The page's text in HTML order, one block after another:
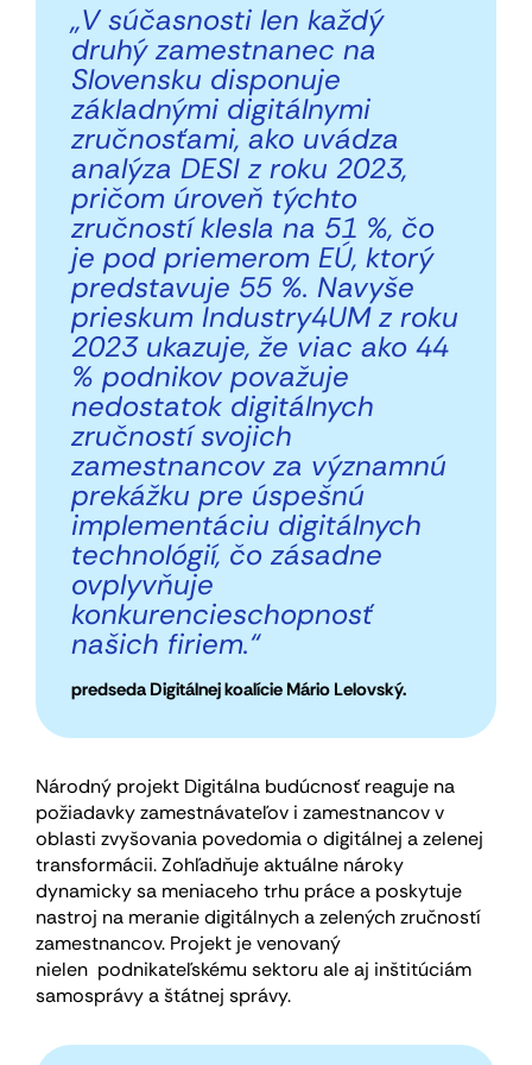
„V súčasnosti len každý
druhý zamestnanec na
Slovensku disponuje
základnými digitálnymi
zručnosťami, ako uvádza
analýza DESI z roku 2023,
pričom úroveň týchto
zručností klesla na 51 %, čo
je pod priemerom EÚ, ktorý
predstavuje 55 %. Navyše
prieskum Industry4UM z roku
2023 ukazuje, že viac ako 44
% podnikov považuje
nedostatok digitálnych
zručností svojich
zamestnancov za významnú
prekážku pre úspešnú
implementáciu digitálnych
technológií, čo zásadne
ovplyvňuje
konkurencieschopnosť
našich firiem.“
predseda Digitálnej koalície Mário Lelovský.
Národný projekt Digitálna budúcnosť reaguje na
požiadavky zamestnávateľov i zamestnancov v
oblasti zvyšovania povedomia o digitálnej a zelenej
transformácii. Zohľadňuje aktuálne nároky
dynamicky sa meniaceho trhu práce a poskytuje
nastroj na meranie digitálnych a zelených zručností
zamestnancov. Projekt je venovaný
nielen podnikateľskému sektoru ale aj inštitúciám
samosprávy a štátnej správy.